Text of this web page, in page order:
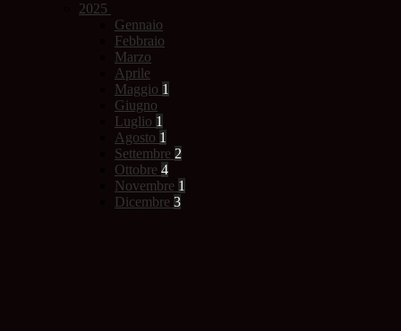
2025
Gennaio
Febbraio
Marzo
Aprile
Maggio 1
Giugno
Luglio 1
Agosto 1
Settembre 2
Ottobre 4
Novembre 1
Dicembre 3